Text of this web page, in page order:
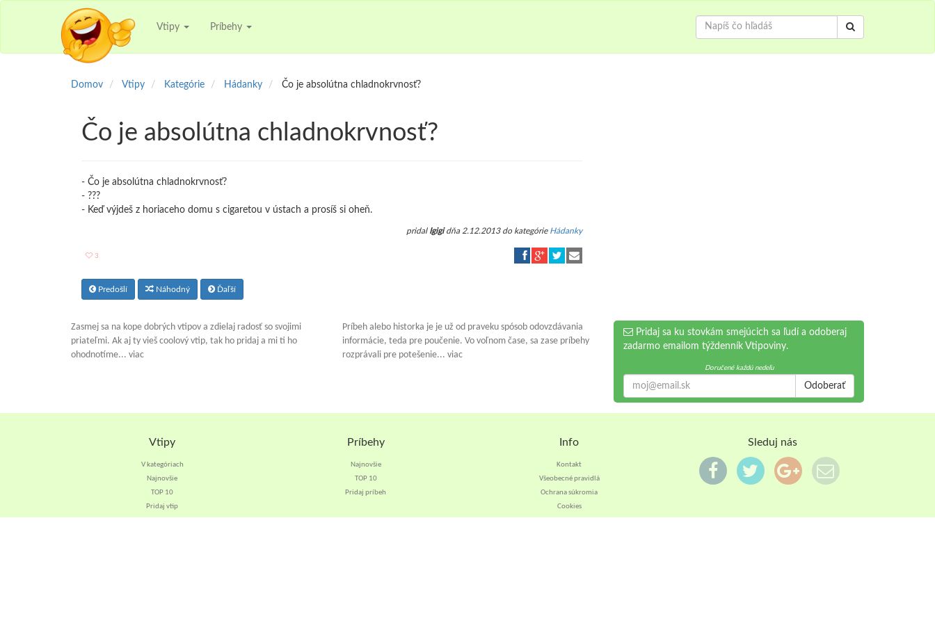
Vtipy Príbehy
Domov Vtipy Kategórie Hádanky Čo je absolútna chladnokrvnosť?
Čo je absolútna chladnokrvnosť?
- Čo je absolútna chladnokrvnosť?
- ???
- Keď výjdeš z horiaceho domu s cigaretou v ústach a prosíš si oheň.
pridal Igigidňa 2.12.2013 do kategórie Hádanky
3
Predošlí Náhodný Ďaľší
Zasmej sa na kope dobrých vtipov a zdielaj radosť so svojimi
priateľmi. Ak aj ty vieš coolový vtip, tak ho pridaj a mi ti ho
ohodnotíme... viac
Príbeh alebo historka je je už od praveku spósob odovzdávania
informácie, teda pre poučenie. Vo voľnom čase, sa zase príbehy
rozprávali pre potešenie... viac
Pridaj sa ku stovkám smejúcich sa ľudí a odoberaj
zadarmo emailom týždenník Vtipoviny.
Doručené každú nedeľu
Odoberať
Vtipy
V kategóriach
Najnovšie
TOP 10
Pridaj vtip
Príbehy
Najnovšie
TOP 10
Pridaj príbeh
Info
Kontakt
Všeobecné pravidlá
Ochrana súkromia
Cookies
Sleduj nás